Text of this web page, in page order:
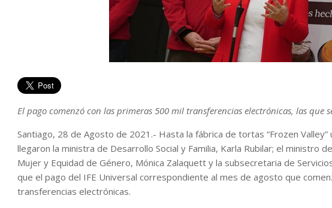
El pago comenzó con las primeras 500 mil transferencias electrónicas, las que
Santiago, 28 de Agosto de 2021.- Hasta la fábrica de tortas “Frozen Valley”
llegaron la ministra de Desarrollo Social y Familia, Karla Rubilar; el ministro
Mujer y Equidad de Género, Mónica Zalaquett y la subsecretaria de
que el pago del IFE Universal correspondiente al mes de agosto que
transferencias electrónicas.